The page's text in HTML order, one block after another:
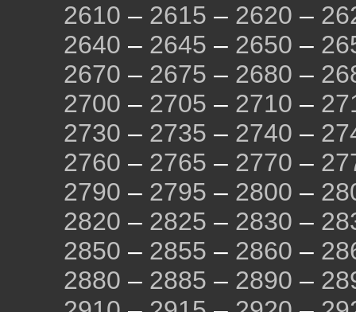
2610 – 2615 – 2620 –
2640 – 2645 – 2650 –
2670 – 2675 – 2680 –
2700 – 2705 – 2710 –
2730 – 2735 – 2740 –
2760 – 2765 – 2770 –
2790 – 2795 – 2800 –
2820 – 2825 – 2830 –
2850 – 2855 – 2860 –
2880 – 2885 – 2890 –